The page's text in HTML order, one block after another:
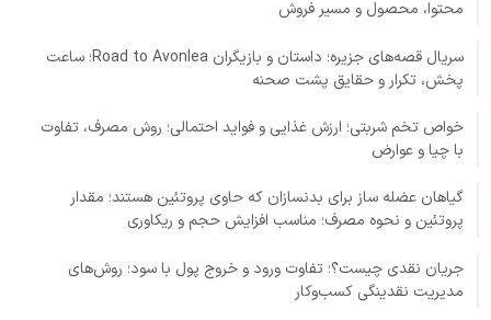
محتوا، محصول و مسیر فروش
سریال قصه‌های جزیره؛ داستان و بازیگران Road to Avonlea؛ ساعت
پخش، تکرار و حقایق پشت صحنه
خواص تخم شربتی؛ ارزش غذایی و فواید احتمالی؛ روش مصرف، تفاوت
با چیا و عوارض
گیاهان عضله ساز برای بدنسازان که حاوی پروتئین هستند؛ مقدار
پروتئین و نحوه مصرف؛ مناسب افزایش حجم و ریکاوری
جریان نقدی چیست؟؛ تفاوت ورود و خروج پول با سود؛ روش‌های
مدیریت نقدینگی کسب‌وکار